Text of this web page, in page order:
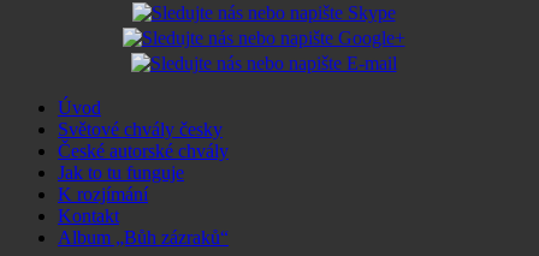
Úvod
Světové chvály česky
České autorské chvály
Jak to tu funguje
K rozjímání
Kontakt
Album „Bůh zázraků“